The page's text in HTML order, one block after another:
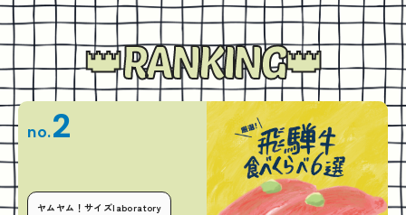
RANKING
no.2
ヤムヤム！サイズlaboratory